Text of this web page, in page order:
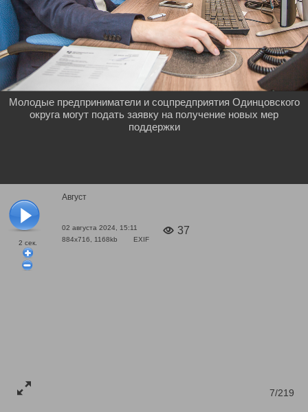
2 сек.
Август
02 августа 2024, 15:11
884x716, 1168kb
EXIF
37
7/219
Молодые предприниматели и соцпредприятия Одинцовского
округа могут подать заявку на получение новых мер
поддержки